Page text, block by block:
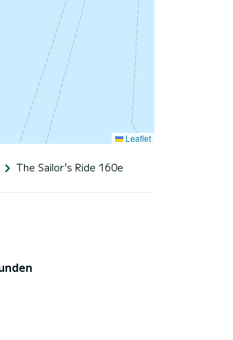
Leaflet
The Sailor's Ride 160e